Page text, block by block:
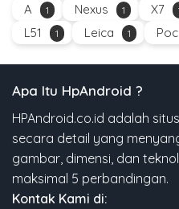
A 1 Nexus 1 X7
L51 1 Leica 1
Apa Itu HpAndroid ?
HPAndroid.co.id adalah
secara detail yang
gambar, dimensi, dan
maksimal 5 perbandingan.
Kontak Kami di: